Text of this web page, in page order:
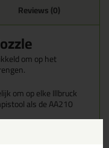
Reviews (0)
om op het
om op elke Illbruck
als de AA210
2-in-1